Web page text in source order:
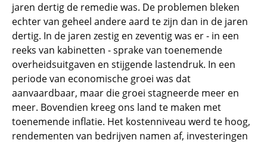
jaren dertig de remedie was. De problemen bleken
echter van geheel andere aard te zijn dan in de jaren
dertig. In de jaren zestig en zeventig was er - in een
reeks van kabinetten - sprake van toenemende
overheidsuitgaven en stijgende lastendruk. In een
periode van economische groei was dat
aanvaardbaar, maar die groei stagneerde meer en
meer. Bovendien kreeg ons land te maken met
toenemende inflatie. Het kostenniveau werd te hoog,
rendementen van bedrijven namen af, investeringen